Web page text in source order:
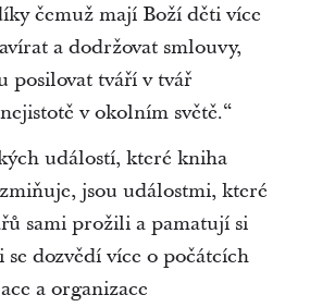
čemuž mají Boží děti více
a dodržovat smlouvy,
posilovat tváří v tvář
v okolním světě.“
událostí, které kniha
jsou událostmi, které
sami prožili a pamatují si
se dozvědí více o počátcích
a organizace